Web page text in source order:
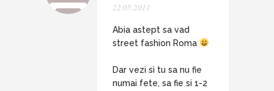
22.05.2011
Abia astept sa vad
street fashion Roma
Dar vezi si tu sa nu fie
numai fete, sa fie si 1-2